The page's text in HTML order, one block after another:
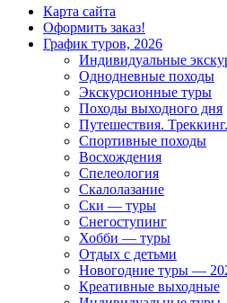
Карта сайта
Оформить заказ!
График туров, 2026
Индивидуальные
Однодневные походы
Экскурсионные туры
Походы выходного дня
Путешествия.
Спортивные походы
Восхождения
Спелеология
Скалолазание
Ски — туры
Снегоступинг
Хобби — туры
Отдых с детьми
Новогодние туры —
Креативные выходные